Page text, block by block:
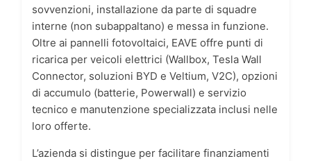
sovvenzioni, installazione da parte di squadre
interne (non subappaltano) e messa in funzione.
Oltre ai pannelli fotovoltaici, EAVE offre punti di
ricarica per veicoli elettrici (Wallbox, Tesla Wall
Connector, soluzioni BYD e Veltium, V2C), opzioni
di accumulo (batterie, Powerwall) e servizio
tecnico e manutenzione specializzata inclusi nelle
loro offerte.
L’azienda si distingue per facilitare finanziamenti